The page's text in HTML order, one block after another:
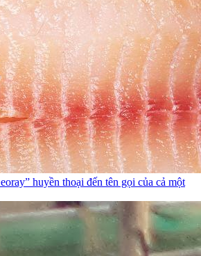
huyền thoại đến tên gọi của cả một